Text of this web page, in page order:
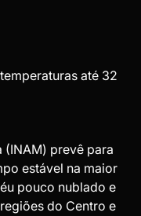
até 32
prevê para
estável na maior
pouco nublado e
do Centro e